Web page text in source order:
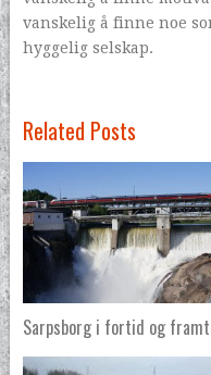
vanskelig å finne noe
hyggelig selskap.
Related Posts
Sarpsborg i fortid og